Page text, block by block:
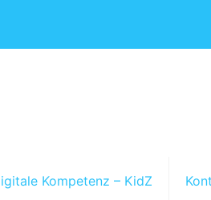
Kompetenz – KidZ